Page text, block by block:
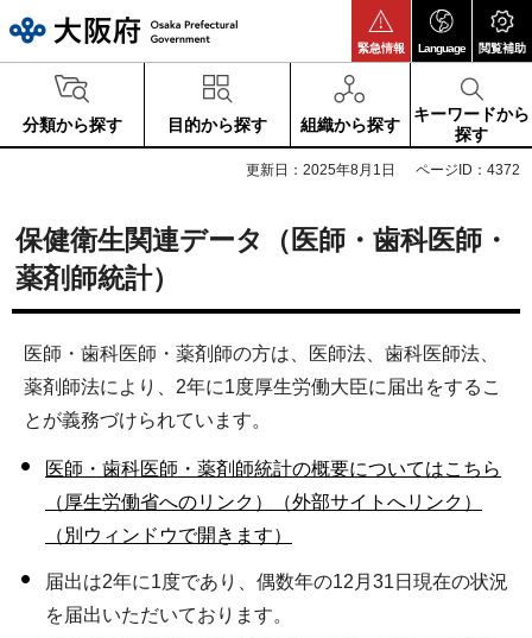
緊急情報 Language 閲覧補助
分類から探す 目的から探す 組織から探す
キーワードから
探す
更新日：2025年8月1日 ページID：4372
保健衛生関連データ（医師・歯科医師・
薬剤師統計）
医師・歯科医師・薬剤師の方は、医師法、歯科医師法、
薬剤師法により、2年に1度厚生労働大臣に届出をするこ
とが義務づけられています。
医師・歯科医師・薬剤師統計の概要についてはこちら
（厚生労働省へのリンク）（外部サイトへリンク）
（別ウィンドウで開きます）
届出は2年に1度であり、偶数年の12月31日現在の状況
を届出いただいております。